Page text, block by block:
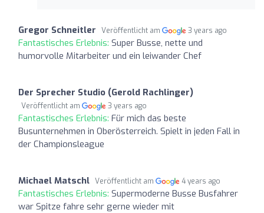
Gregor Schneitler Veröffentlicht am 3 years ago
Fantastisches Erlebnis: Super Busse, nette und
humorvolle Mitarbeiter und ein leiwander Chef
Der Sprecher Studio (Gerold Rachlinger)
Veröffentlicht am 3 years ago
Fantastisches Erlebnis: Für mich das beste
Busunternehmen in Oberösterreich. Spielt in jeden Fall in
der Championsleague
Michael Matschl Veröffentlicht am 4 years ago
Fantastisches Erlebnis: Supermoderne Busse Busfahrer
war Spitze fahre sehr gerne wieder mit